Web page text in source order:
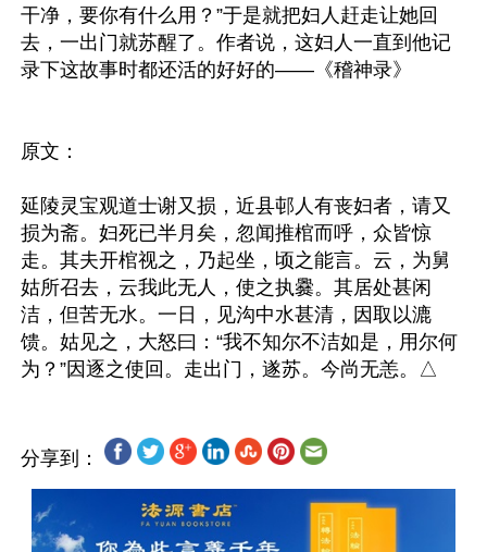
干净，要你有什么用？”于是就把妇人赶走让她回
去，一出门就苏醒了。作者说，这妇人一直到他记
录下这故事时都还活的好好的——《稽神录》
原文：
延陵灵宝观道士谢又损，近县邨人有丧妇者，请又
损为斋。妇死已半月矣，忽闻推棺而呼，众皆惊
走。其夫开棺视之，乃起坐，顷之能言。云，为舅
姑所召去，云我此无人，使之执爨。其居处甚闲
洁，但苦无水。一日，见沟中水甚清，因取以漉
馈。姑见之，大怒曰：“我不知尔不洁如是，用尔何
分享到：